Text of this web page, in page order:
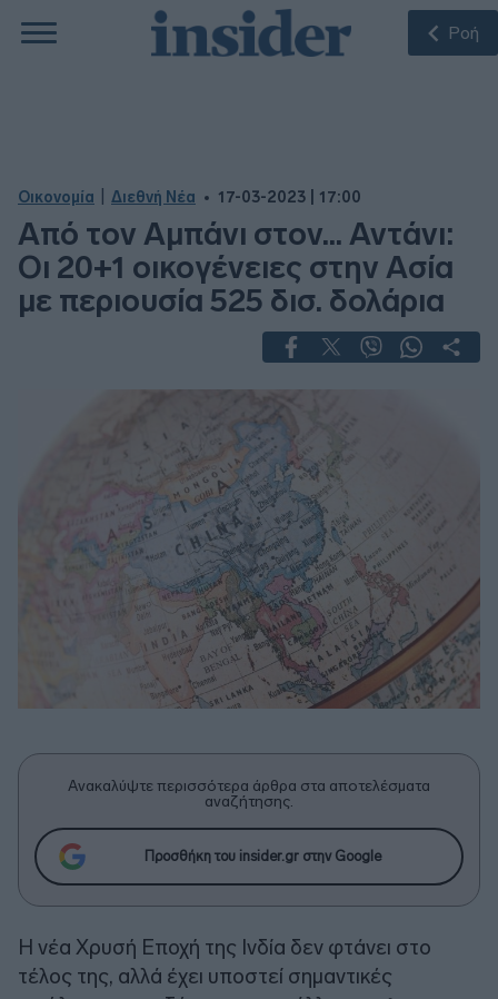
Ροή
Οικονομία Διεθνή Νέα 17-03-2023 | 17:00
Από τον Αμπάνι στον... Αντάνι:
Οι 20+1 οικογένειες στην Ασία
με περιουσία 525 δισ. δολάρια
Ανακαλύψτε περισσότερα άρθρα στα αποτελέσματα
αναζήτησης.
Προσθήκη του insider.gr στην Google
Η νέα Χρυσή Εποχή της Ινδία δεν φτάνει στο
τέλος της, αλλά έχει υποστεί σημαντικές